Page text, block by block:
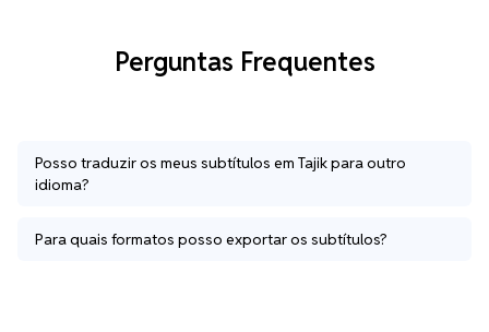
Perguntas Frequentes
Posso traduzir os meus subtítulos em Tajik para outro
idioma?
Para quais formatos posso exportar os subtítulos?